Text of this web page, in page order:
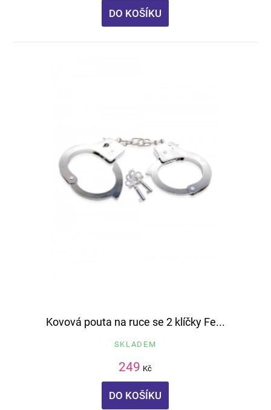
DO KOŠÍKU
Kovová pouta na ruce se 2 klíčky Fe...
SKLADEM
249 Kč
DO KOŠÍKU